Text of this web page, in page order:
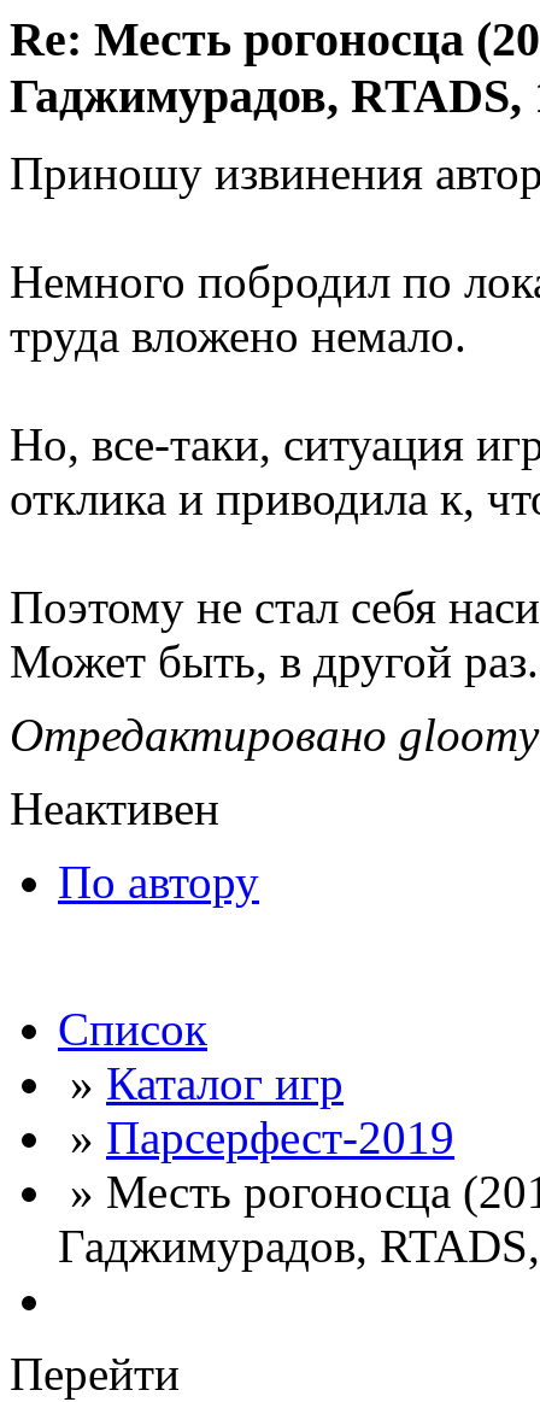
Re: Месть рогоносца
Гаджимурадов, RTADS,
Приношу извинения
Немного побродил по
труда вложено немало.
Но, все-таки, ситуация
отклика и приводила к,
Поэтому не стал себя
Может быть, в другой
Отредактировано
Неактивен
По автору
Список
» Каталог игр
» Парсерфест-2019
» Месть рогоносца
Гаджимурадов,
Перейти